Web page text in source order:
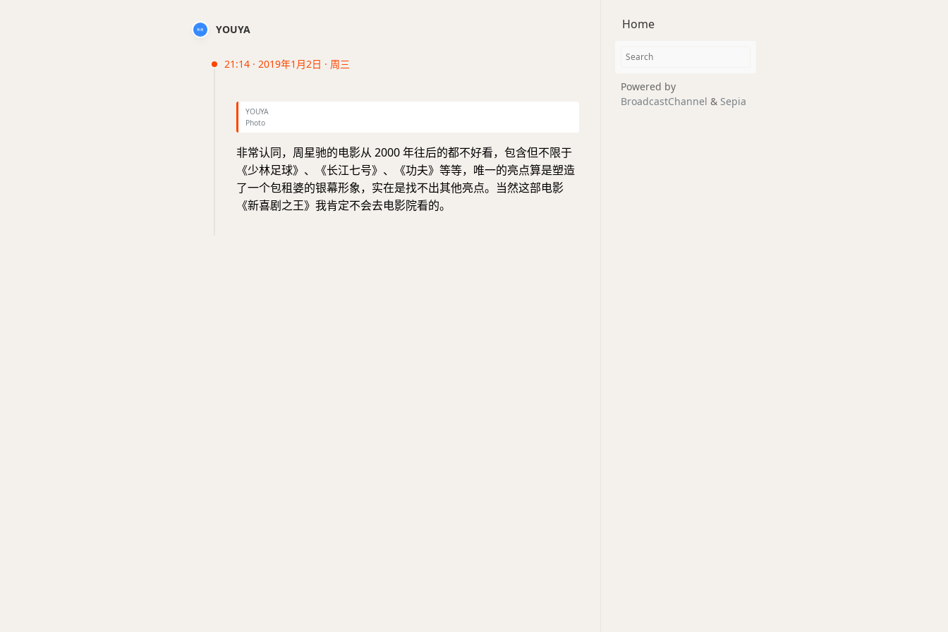
YOUYA
21:14 · 2019年1月2日 · 周三
YOUYA
Photo
非常认同，周星驰的电影从 2000 年往后的都不好看，包含但不限于
《少林足球》、《长江七号》、《功夫》等等，唯一的亮点算是塑造
了一个包租婆的银幕形象，实在是找不出其他亮点。当然这部电影
《新喜剧之王》我肯定不会去电影院看的。
Home
Powered by
BroadcastChannel & Sepia